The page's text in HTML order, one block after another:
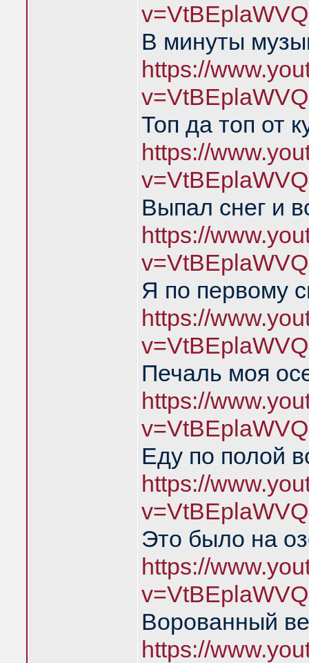
В минуты
https://
Топ да топ от
https://
Выпал снег и
https://
Я по первому
https://
Печаль моя
https://
Еду по полой
https://
Это было на
https://
Ворованный
https://